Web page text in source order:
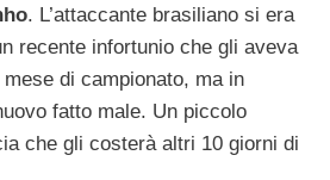
. L’attaccante brasiliano si era
recente infortunio che gli aveva
di campionato, ma in
fatto male. Un piccolo
che gli costerà altri 10 giorni di